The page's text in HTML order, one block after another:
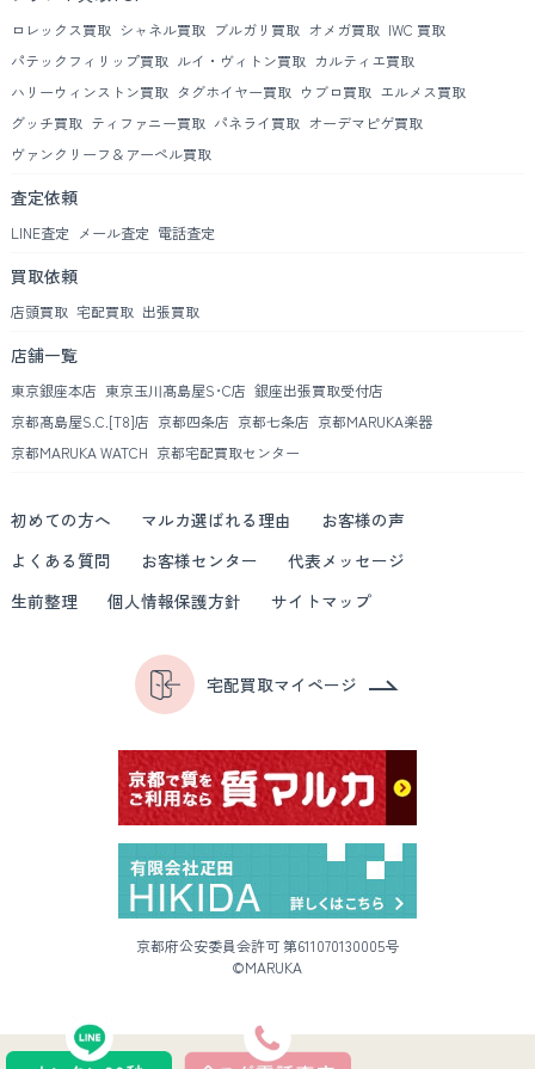
ロレックス買取 シャネル買取 ブルガリ買取 オメガ買取 IWC 買取
パテックフィリップ買取 ルイ・ヴィトン買取 カルティエ買取
ハリーウィンストン買取 タグホイヤー買取 ウブロ買取 エルメス買取
グッチ買取 ティファニー買取 パネライ買取 オーデマピゲ買取
ヴァンクリーフ＆アーペル買取
査定依頼
LINE査定 メール査定 電話査定
買取依頼
店頭買取 宅配買取 出張買取
店舗一覧
東京銀座本店 東京玉川髙島屋S･C店 銀座出張買取受付店
京都髙島屋S.C.[T8]店 京都四条店 京都七条店 京都MARUKA楽器
京都MARUKA WATCH 京都宅配買取センター
初めての方へ マルカ選ばれる理由
お客様の声
よくある質問
お客様センター
代表メッセージ
生前整理
個人情報保護方針 サイトマップ
宅配買取マイページ
京都府公安委員会許可 第611070130005号
©MARUKA